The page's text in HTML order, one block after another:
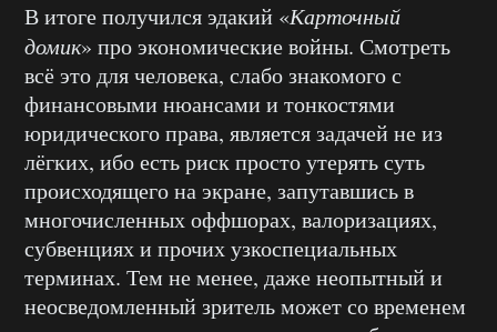
В итоге получился эдакий «Карточный
домик» про экономические войны. Смотреть
всё это для человека, слабо знакомого с
финансовыми нюансами и тонкостями
юридического права, является задачей не из
лёгких, ибо есть риск просто утерять суть
происходящего на экране, запутавшись в
многочисленных оффшорах, валоризациях,
субвенциях и прочих узкоспециальных
терминах. Тем не менее, даже неопытный и
неосведомленный зритель может со временем